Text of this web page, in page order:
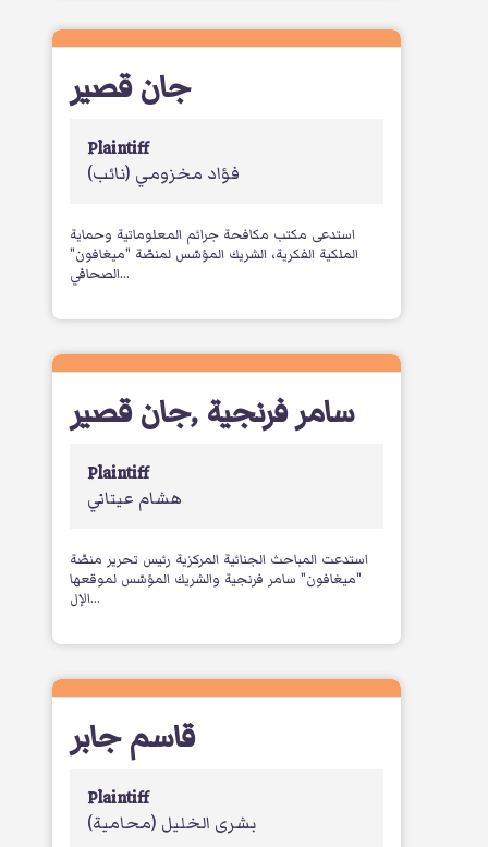
جان قصير
Plaintiff
فؤاد مخزومي (نائب)
استدعى مكتب مكافحة جرائم المعلوماتية وحماية
الملكية الفكرية، الشريك المؤسّس لمنصّة "ميغافون"
الصحافي...
جان قصير, سامر فرنجية
Plaintiff
هشام عيتاني
استدعت المباحث الجنائية المركزية رئيس تحرير منصّة
"ميغافون" سامر فرنجية والشريك المؤسّس لموقعها
الإل...
قاسم جابر
Plaintiff
بشرى الخليل (محامية)